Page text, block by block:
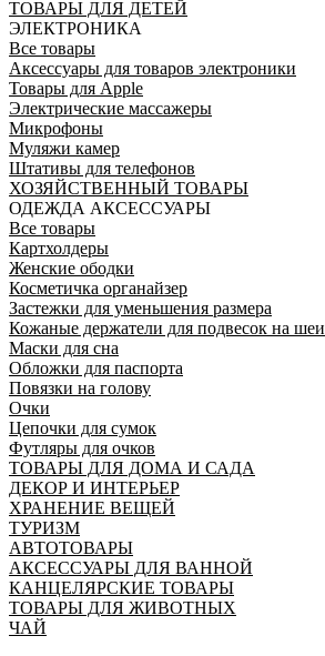
ТОВАРЫ ДЛЯ ДЕТЕЙ
ЭЛЕКТРОНИКА
Все товары
Аксессуары для товаров электроники
Товары для Apple
Электрические массажеры
Микрофоны
Муляжи камер
Штативы для телефонов
ХОЗЯЙСТВЕННЫЙ ТОВАРЫ
ОДЕЖДА АКСЕССУАРЫ
Все товары
Картхолдеры
Женские ободки
Косметичка органайзер
Застежки для уменьшения размера
Кожаные держатели для подвесок на шеи
Маски для сна
Обложки для паспорта
Повязки на голову
Очки
Цепочки для сумок
Футляры для очков
ТОВАРЫ ДЛЯ ДОМА И САДА
ДЕКОР И ИНТЕРЬЕР
ХРАНЕНИЕ ВЕЩЕЙ
ТУРИЗМ
АВТОТОВАРЫ
АКСЕССУАРЫ ДЛЯ ВАННОЙ
КАНЦЕЛЯРСКИЕ ТОВАРЫ
ТОВАРЫ ДЛЯ ЖИВОТНЫХ
ЧАЙ